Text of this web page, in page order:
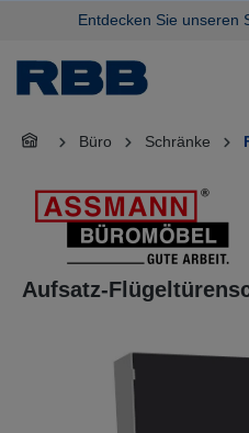
springenEntdecken Sie unseren
Büro Schränke
Aufsatz-